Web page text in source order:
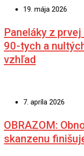
19. mája 2026
Paneláky z
90-tych a
vzhľad
7. apríla 2026
OBRAZOM:
skanzenu